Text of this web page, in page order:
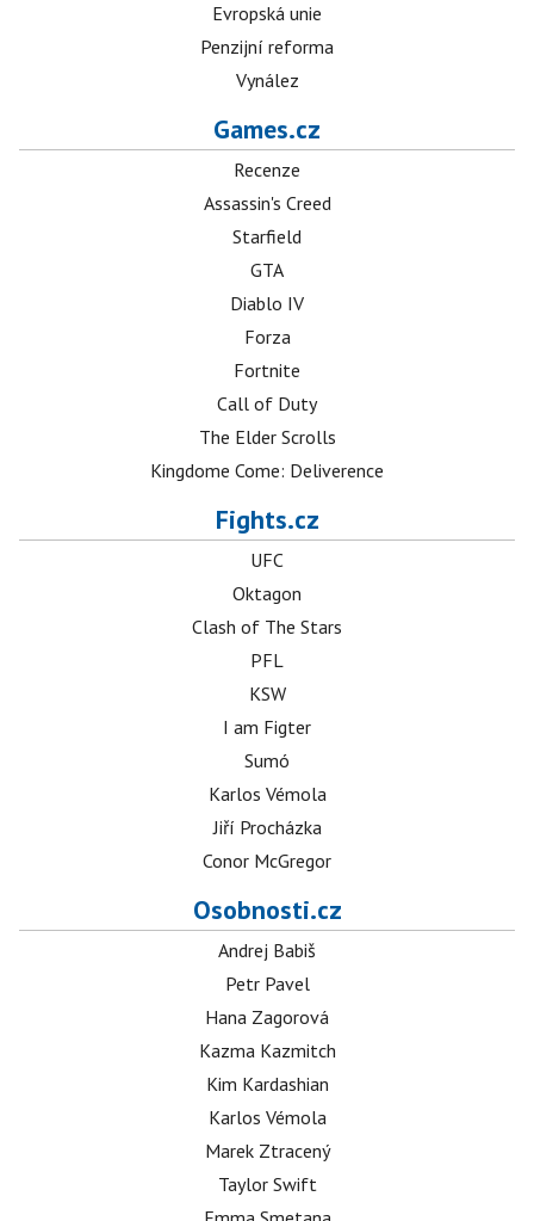
Evropská unie
Penzijní reforma
Vynález
Games.cz
Recenze
Assassin's Creed
Starfield
GTA
Diablo IV
Forza
Fortnite
Call of Duty
The Elder Scrolls
Kingdome Come: Deliverence
Fights.cz
UFC
Oktagon
Clash of The Stars
PFL
KSW
I am Figter
Sumó
Karlos Vémola
Jiří Procházka
Conor McGregor
Osobnosti.cz
Andrej Babiš
Petr Pavel
Hana Zagorová
Kazma Kazmitch
Kim Kardashian
Karlos Vémola
Marek Ztracený
Taylor Swift